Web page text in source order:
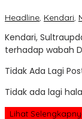
Headline, Kendari,
Kendari,
terhadap wabah
Tidak Ada Lagi
Tidak ada lagi
Lihat